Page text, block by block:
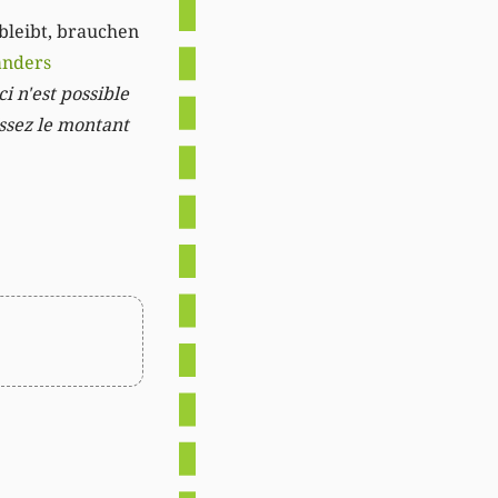
brauchen
n'est possible
le montant